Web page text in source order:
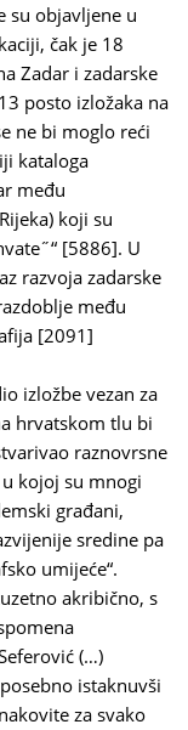
su objavljene u
čak je 18
Zadar i zadarske
posto izložaka na
ne bi moglo reći
kataloga
među
koji su
[5886]. U
razvoja zadarske
među
[2091]
izložbe vezan za
hrvatskom tlu bi
raznovrsne
kojoj su mnogi
građani,
sredine pa
umijeće“.
akribično, s
(…)
istaknuvši
za svako